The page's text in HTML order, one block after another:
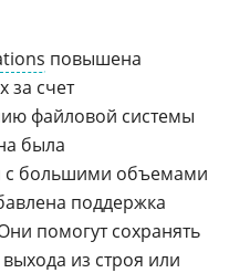
повышена
за счет
файловой системы
была
с большими объемами
поддержка
помогут сохранять
из строя или